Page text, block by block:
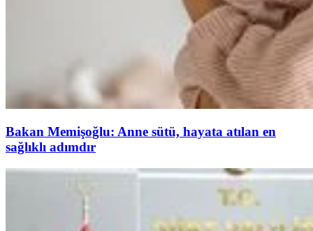
Bakan Memişoğlu: Anne sütü, hayata atılan en
sağlıklı adımdır